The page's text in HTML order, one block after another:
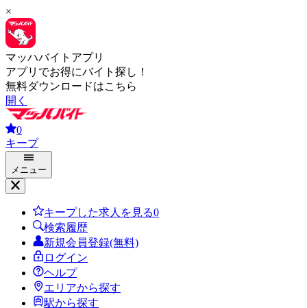
×
マッハバイトアプリ
アプリでお得にバイト探し！
無料ダウンロードはこちら
開く
0
キープ
メニュー
キープした求人を見る0
検索履歴
新規会員登録(無料)
ログイン
ヘルプ
エリアから探す
駅から探す